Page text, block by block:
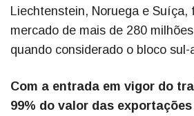
Liechtenstein, Noruega e Suíça,
mercado de mais de 280
quando considerado o bloco sul-
Com a entrada em vigor do
99% do valor das